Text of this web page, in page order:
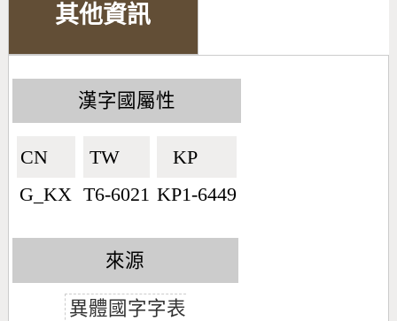
其他資訊
漢字國屬性
CN🇨🇳
G_KX
TW🇹🇼
T6-6021
KP🇰🇵
KP1-6449
來源
異體國字字表